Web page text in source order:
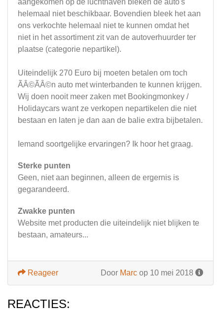
aangekomen op de luchthaven bleken de auto's
helemaal niet beschikbaar. Bovendien bleek het aan
ons verkochte helemaal niet te kunnen omdat het
niet in het assortiment zit van de autoverhuurder ter
plaatse (categorie nepartikel).
Uiteindelijk 270 Euro bij moeten betalen om toch
ÃÂ©ÃÂ©n auto met winterbanden te kunnen krijgen.
Wij doen nooit meer zaken met Bookingmonkey /
Holidaycars want ze verkopen nepartikelen die niet
bestaan en laten je dan aan de balie extra bijbetalen.
Iemand soortgelijke ervaringen? Ik hoor het graag.
Sterke punten
Geen, niet aan beginnen, alleen de ergernis is
gegarandeerd.
Zwakke punten
Website met producten die uiteindelijk niet blijken te
bestaan, amateurs...
Door Marc op 10 mei 2018
Reageer
REACTIES: